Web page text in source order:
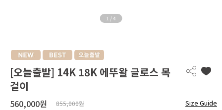
1 /4
[오늘출발] 14K 18K 에뚜왈 글로스 목
걸이
560,000원 855,000원 Size Guide